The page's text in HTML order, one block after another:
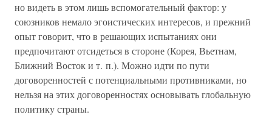
но видеть в этом лишь вспомогательный фактор: у
союзников немало эгоистических интересов, и прежний
опыт говорит, что в решающих испытаниях они
предпочитают отсидеться в стороне (Корея, Вьетнам,
Ближний Восток и т. п.). Можно идти по пути
договоренностей с потенциальными противниками, но
нельзя на этих договоренностях основывать глобальную
политику страны.